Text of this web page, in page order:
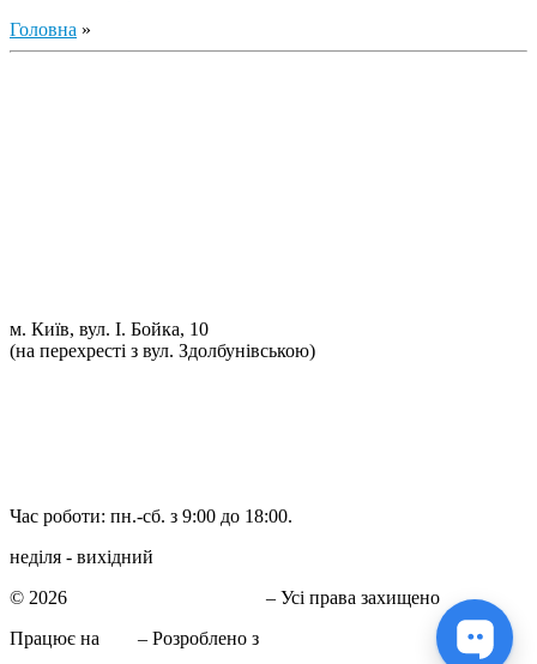
Головна »
м. Київ, вул. І. Бойка, 10
(на перехресті з вул. Здолбунівською)
Час роботи: пн.-сб. з 9:00 до 18:00.
неділя - вихідний
© 2026
– Усі права захищено
Працює на
– Розроблено з